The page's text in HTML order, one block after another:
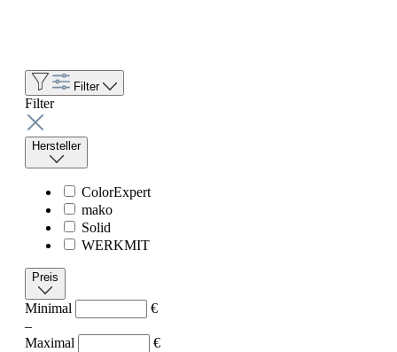
Filter
Filter
Hersteller
ColorExpert
mako
Solid
WERKMIT
Preis
Minimal
€
–
Maximal
€